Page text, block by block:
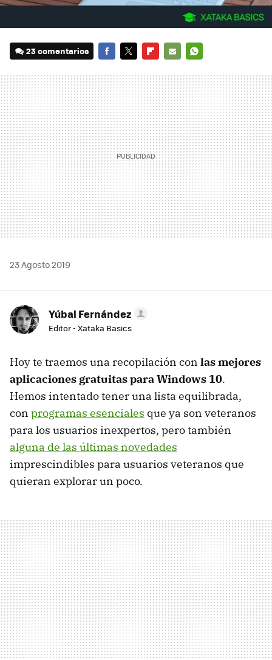
23 comentarios
MAIL
23 Agosto 2019
Yúbal Fernández
Editor - Xataka Basics
Hoy te traemos una recopilación con las mejores
aplicaciones gratuitas para Windows 10.
Hemos intentado tener una lista equilibrada,
con programas esenciales que ya son veteranos
para los usuarios inexpertos, pero también
alguna de las últimas novedades
imprescindibles para usuarios veteranos que
quieran explorar un poco.